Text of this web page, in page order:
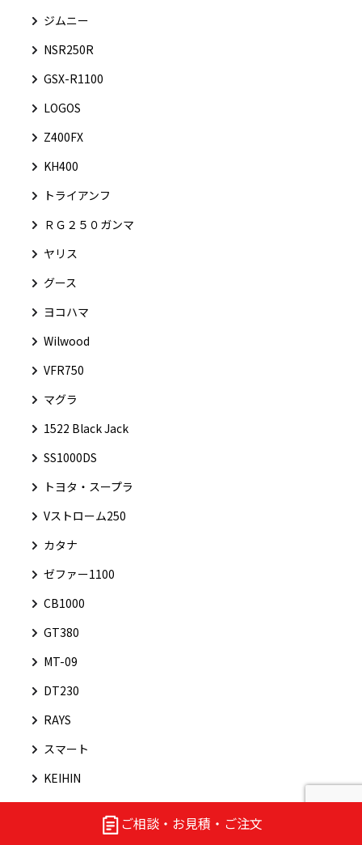
ご相談・お見積・ご注文
ジムニー
NSR250R
GSX-R1100
LOGOS
Z400FX
KH400
トライアンフ
ＲＧ２５０ガンマ
ヤリス
グース
ヨコハマ
Wilwood
VFR750
マグラ
1522 Black Jack
SS1000DS
トヨタ・スープラ
Vストローム250
カタナ
ゼファー1100
CB1000
GT380
MT-09
DT230
RAYS
スマート
KEIHIN
GS1000
アーリーヘッド